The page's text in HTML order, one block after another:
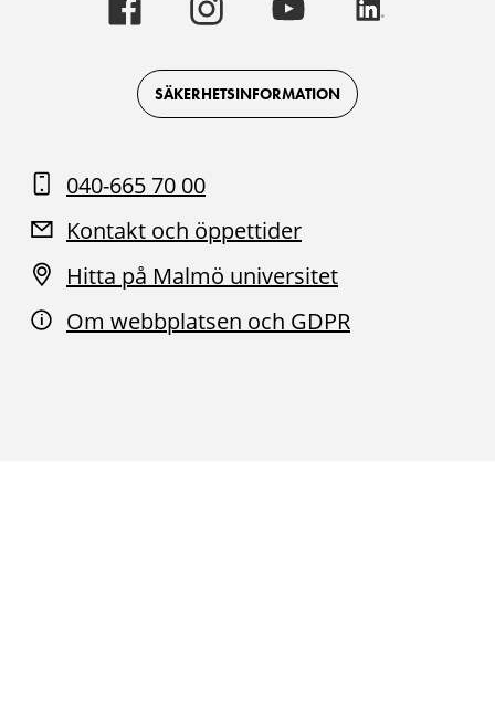
universitet
on
Facebook
universitet
on
Instagram
universitet
on
Youtube
SÄKERHETSINFORMATION
040-665 70 00
Kontakt och öppettider
Hitta på Malmö universitet
Om webbplatsen och GDPR